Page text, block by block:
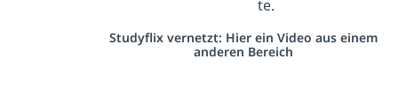
Lehrer oder ältere Leute.
Studyflix vernetzt: Hier ein Video aus einem
anderen Bereich